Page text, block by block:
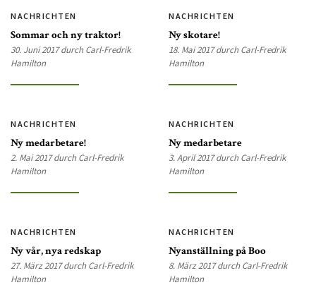
NACHRICHTEN
Sommar och ny traktor!
30. Juni 2017 durch Carl-Fredrik
Hamilton
NACHRICHTEN
Ny skotare!
18. Mai 2017 durch Carl-Fredrik
Hamilton
NACHRICHTEN
Ny medarbetare!
2. Mai 2017 durch Carl-Fredrik
Hamilton
NACHRICHTEN
Ny medarbetare
3. April 2017 durch Carl-Fredrik
Hamilton
NACHRICHTEN
Ny vår, nya redskap
27. März 2017 durch Carl-Fredrik
Hamilton
NACHRICHTEN
Nyanställning på Boo
8. März 2017 durch Carl-Fredrik
Hamilton